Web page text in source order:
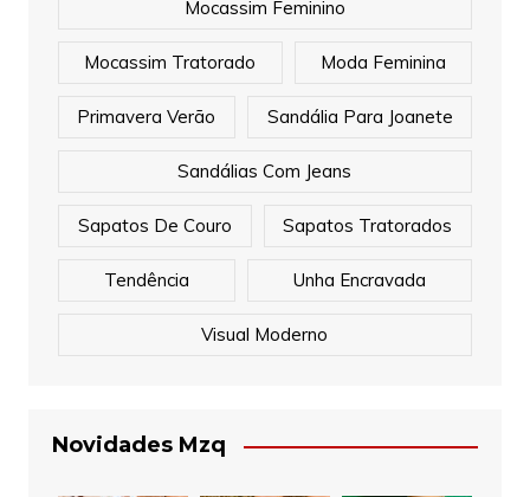
Mocassim Feminino
Mocassim Tratorado Moda Feminina
Primavera Verão Sandália Para Joanete
Sandálias Com Jeans
Sapatos De Couro Sapatos Tratorados
Tendência Unha Encravada
Visual Moderno
Novidades Mzq